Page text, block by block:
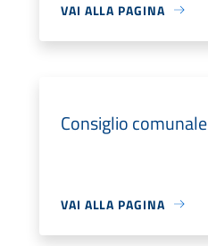
VAI ALLA PAGINA
Consiglio comunale
VAI ALLA PAGINA